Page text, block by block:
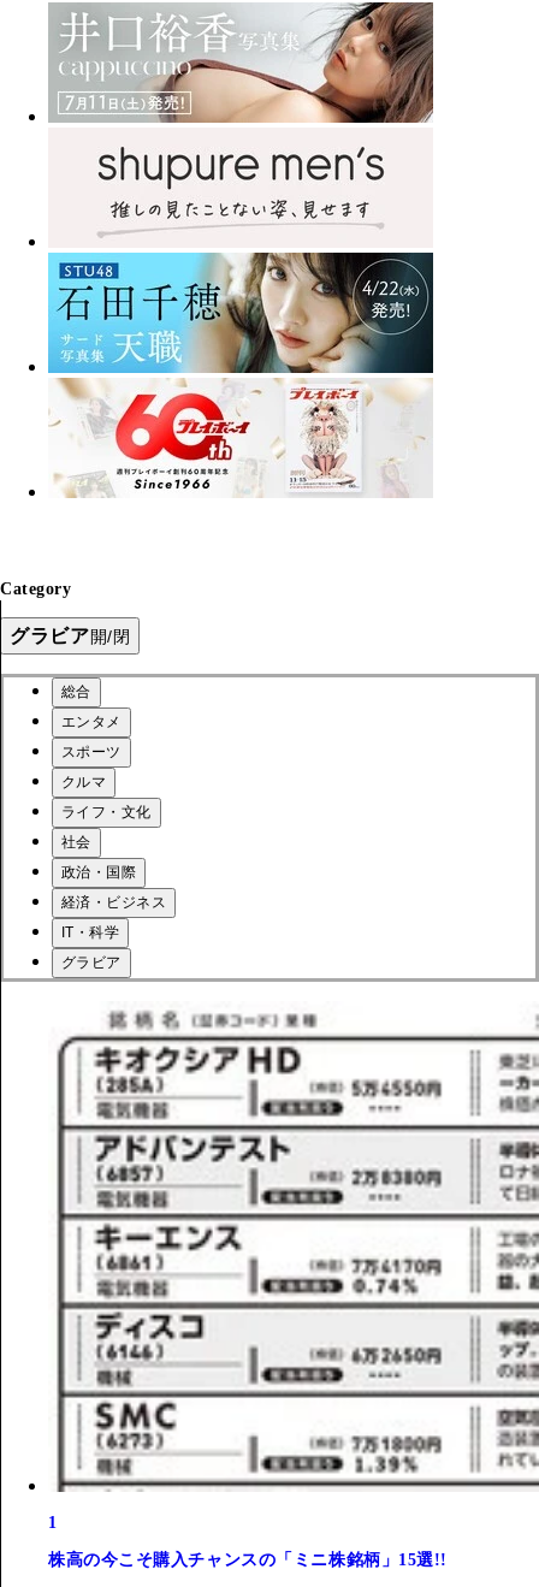
Category
グラビア開/閉
総合
エンタメ
スポーツ
クルマ
ライフ・文化
社会
政治・国際
経済・ビジネス
IT・科学
グラビア
1
株高の今こそ購入チャンスの「ミニ株銘柄」15選!!